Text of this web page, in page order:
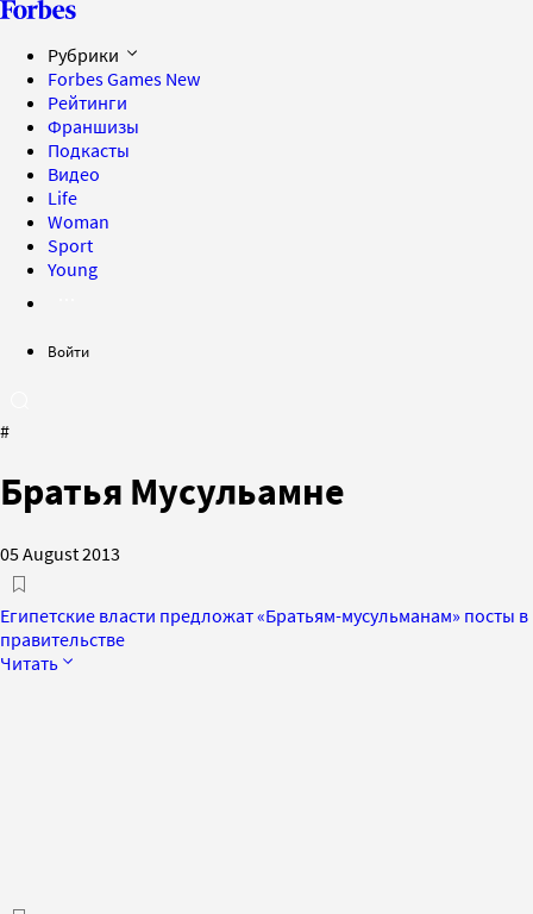
Рубрики
Forbes Games New
Рейтинги
Франшизы
Подкасты
Видео
Life
Woman
Sport
Young
Войти
#
Братья Мусульамне
05 August 2013
Египетские власти предложат «Братьям-мусульманам» посты в
правительстве
Читать